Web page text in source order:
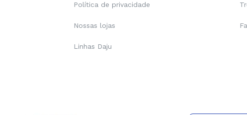
Política de privacidade
Nossas lojas
Linhas Daju